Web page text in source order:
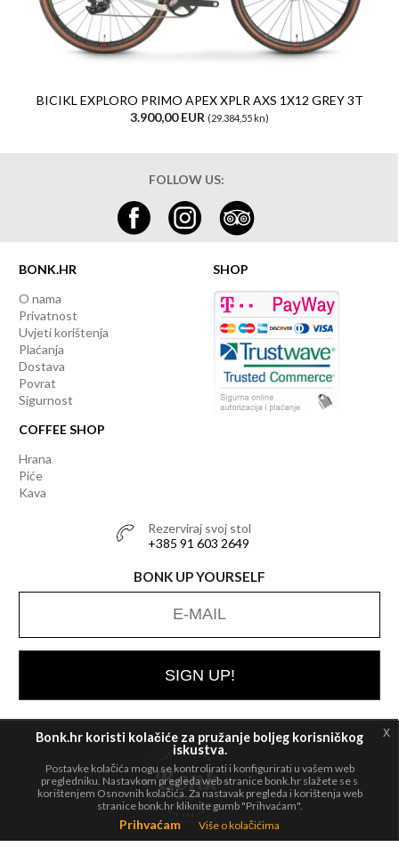
BICIKL EXPLORO PRIMO APEX XPLR AXS 1X12 GREY 3T
3.900,00 EUR (29.384,55 kn)
FOLLOW US:
BONK.HR
O nama
Privatnost
Uvjeti korištenja
Plaćanja
Dostava
Povrat
Sigurnost
COFFEE SHOP
Hrana
Piće
Kava
SHOP
Rezerviraj svoj stol
+385 91 603 2649
BONK UP YOURSELF
SIGN UP!
All rights
reserved.
© 2026 Bonk
Bonk.hr koristi kolačiće za pružanje boljeg korisničkog
iskustva.
Postavke kolačića mogu se kontrolirati i konfigurirati u vašem web
pregledniku. Nastavkom pregleda web stranice bonk.hr slažete se s
korištenjem Osnovnih kolačića. Za nastavak pregleda i korištenja web
stranice bonk.hr kliknite gumb "Prihvaćam".
Prihvaćam Više o kolačićima
x